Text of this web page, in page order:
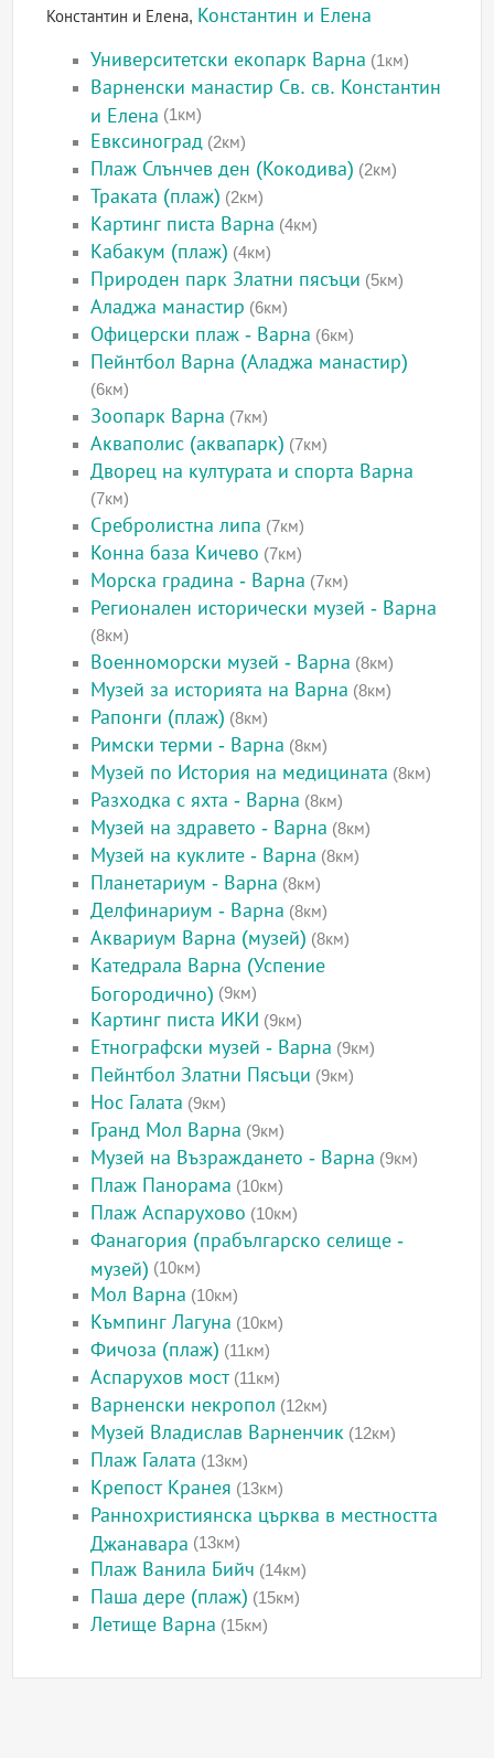
Константин и Елена, Константин и Елена
Университетски екопарк Варна (1км)
Варненски манастир Св. св. Константин
и Елена (1км)
Евксиноград (2км)
Плаж Слънчев ден (Кокодива) (2км)
Траката (плаж) (2км)
Картинг писта Варна (4км)
Кабакум (плаж) (4км)
Природен парк Златни пясъци (5км)
Аладжа манастир (6км)
Офицерски плаж - Варна (6км)
Пейнтбол Варна (Аладжа манастир)
(6км)
Зоопарк Варна (7км)
Акваполис (аквапарк) (7км)
Дворец на културата и спорта Варна
(7км)
Сребролистна липа (7км)
Конна база Кичево (7км)
Морска градина - Варна (7км)
Регионален исторически музей - Варна
(8км)
Военноморски музей - Варна (8км)
Музей за историята на Варна (8км)
Рапонги (плаж) (8км)
Римски терми - Варна (8км)
Музей по История на медицината (8км)
Разходка с яхта - Варна (8км)
Музей на здравето - Варна (8км)
Музей на куклите - Варна (8км)
Планетариум - Варна (8км)
Делфинариум - Варна (8км)
Аквариум Варна (музей) (8км)
Катедрала Варна (Успение
Богородично) (9км)
Картинг писта ИКИ (9км)
Етнографски музей - Варна (9км)
Пейнтбол Златни Пясъци (9км)
Нос Галата (9км)
Гранд Мол Варна (9км)
Музей на Възраждането - Варна (9км)
Плаж Панорама (10км)
Плаж Аспарухово (10км)
Фанагория (прабългарско селище -
музей) (10км)
Мол Варна (10км)
Къмпинг Лагуна (10км)
Фичоза (плаж) (11км)
Аспарухов мост(11км)
Варненски некропол (12км)
Музей Владислав Варненчик (12км)
Плаж Галата (13км)
Крепост Кранея (13км)
Раннохристиянска църква в местността
Джанавара (13км)
Плаж Ванила Бийч (14км)
Паша дере (плаж) (15км)
Летище Варна (15км)